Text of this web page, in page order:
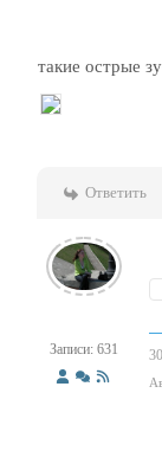
такие острые
Ответить
Записи: 631